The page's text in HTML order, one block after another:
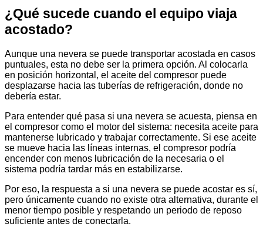
¿Qué sucede cuando el equipo viaja
acostado?
Aunque una nevera se puede transportar acostada en casos
puntuales, esta no debe ser la primera opción. Al colocarla
en posición horizontal, el aceite del compresor puede
desplazarse hacia las tuberías de refrigeración, donde no
debería estar.
Para entender qué pasa si una nevera se acuesta, piensa en
el compresor como el motor del sistema: necesita aceite para
mantenerse lubricado y trabajar correctamente. Si ese aceite
se mueve hacia las líneas internas, el compresor podría
encender con menos lubricación de la necesaria o el
sistema podría tardar más en estabilizarse.
Por eso, la respuesta a si una nevera se puede acostar es sí,
pero únicamente cuando no existe otra alternativa, durante el
menor tiempo posible y respetando un periodo de reposo
suficiente antes de conectarla.